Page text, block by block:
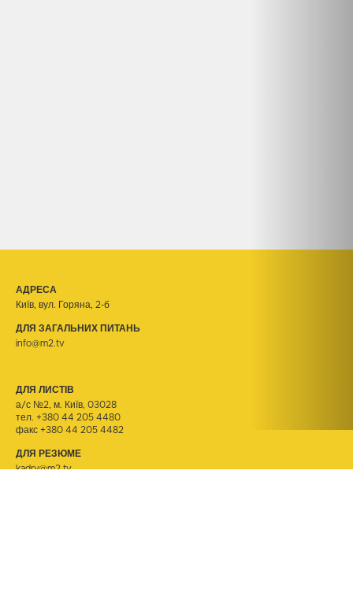
АДРЕСА
Київ, вул. Горяна, 2-б
ДЛЯ ЗАГАЛЬНИХ ПИТАНЬ
info@m2.tv
ДЛЯ ЛИСТІВ
а/с №2, м. Київ, 03028
тел. +380 44 205 4480
факс +380 44 205 4482
ДЛЯ РЕЗЮМЕ
kadry@m2.tv